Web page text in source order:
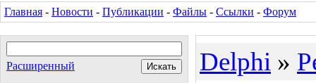
Главная - Новости - Публикации - Файлы - Ссылки - Форум
Расширенный Delphi »